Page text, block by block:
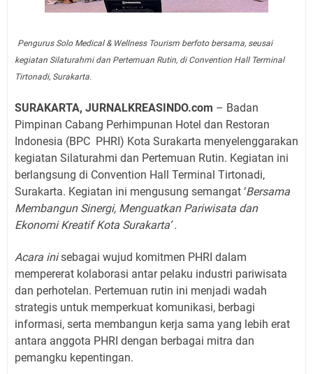
Pengurus Solo Medical & Wellness Tourism berfoto bersama, seusai
kegiatan Silaturahmi dan Pertemuan Rutin, di Convention Hall Terminal
Tirtonadi, Surakarta.
SURAKARTA, JURNALKREASINDO.com – Badan
Pimpinan Cabang Perhimpunan Hotel dan Restoran
Indonesia (BPC PHRI) Kota Surakarta menyelenggarakan
kegiatan Silaturahmi dan Pertemuan Rutin. Kegiatan ini
berlangsung di Convention Hall Terminal Tirtonadi,
Surakarta. Kegiatan ini mengusung semangat ‘Bersama
Membangun Sinergi, Menguatkan Pariwisata dan
Ekonomi Kreatif Kota Surakarta’ .
Acara inisebagai wujud komitmen PHRI dalam
mempererat kolaborasi antar pelaku industri pariwisata
dan perhotelan. Pertemuan rutin ini menjadi wadah
strategis untuk memperkuat komunikasi, berbagi
informasi, serta membangun kerja sama yang lebih erat
antara anggota PHRI dengan berbagai mitra dan
pemangku kepentingan.